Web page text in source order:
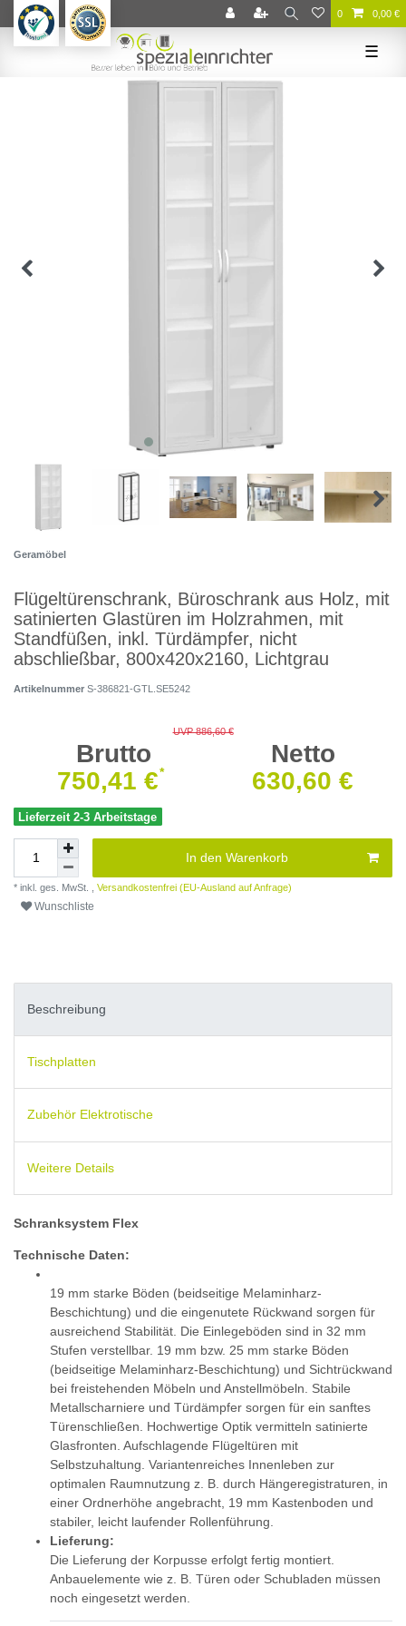
0 0,00 €
☰
Geramöbel
Flügeltürenschrank, Büroschrank aus Holz, mit
satinierten Glastüren im Holzrahmen, mit
Standfüßen, inkl. Türdämpfer, nicht
abschließbar, 800x420x2160, Lichtgrau
Artikelnummer S-386821-GTL.SE5242
UVP 886,60 €
Brutto
Netto
750,41 €
* 630,60 €
Lieferzeit 2-3 Arbeitstage
In den Warenkorb
* inkl. ges. MwSt. , Versandkostenfrei (EU-Ausland auf Anfrage)
Wunschliste
Beschreibung
Tischplatten
Zubehör Elektrotische
Weitere Details
Schranksystem Flex
Technische Daten:
19 mm starke Böden (beidseitige Melaminharz-
Beschichtung) und die eingenutete Rückwand sorgen für
ausreichend Stabilität. Die Einlegeböden sind in 32 mm
Stufen verstellbar. 19 mm bzw. 25 mm starke Böden
(beidseitige Melaminharz-Beschichtung) und Sichtrückwand
bei freistehenden Möbeln und Anstellmöbeln. Stabile
Metallscharniere und Türdämpfer sorgen für ein sanftes
Türenschließen. Hochwertige Optik vermitteln satinierte
Glasfronten. Aufschlagende Flügeltüren mit
Selbstzuhaltung. Variantenreiches Innenleben zur
optimalen Raumnutzung z. B. durch Hängeregistraturen, in
einer Ordnerhöhe angebracht, 19 mm Kastenboden und
stabiler, leicht laufender Rollenführung.
Lieferung:
Die Lieferung der Korpusse erfolgt fertig montiert.
Anbauelemente wie z. B. Türen oder Schubladen müssen
noch eingesetzt werden.